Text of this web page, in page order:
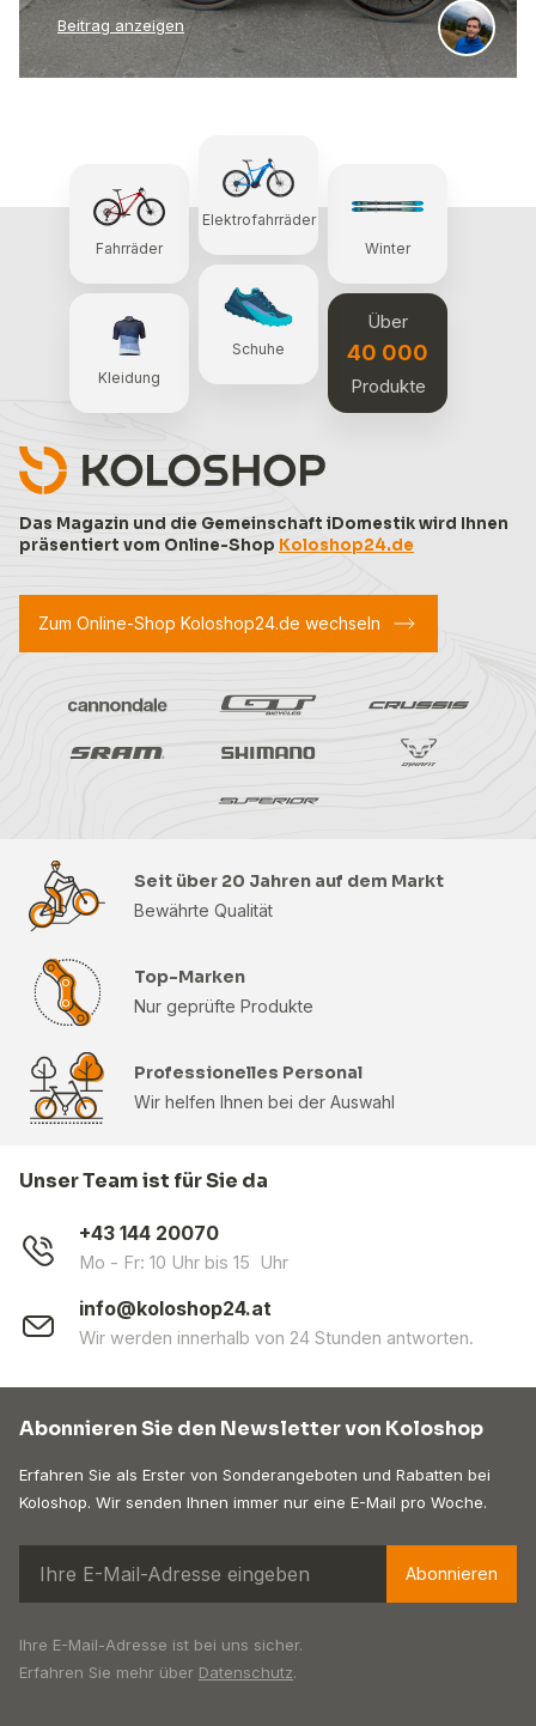
Beitrag anzeigen
Das Magazin und die Gemeinschaft iDomestik wird Ihnen
präsentiert vom Online-Shop Koloshop24.de
Fahrräder
Elektrofahrräder
Winter
Kleidung
Schuhe
Über
40 000
Produkte
Zum Online-Shop Koloshop24.de wechseln
Seit über 20 Jahren auf dem Markt
Bewährte Qualität
Top-Marken
Nur geprüfte Produkte
Professionelles Personal
Wir helfen Ihnen bei der Auswahl
Unser Team ist für Sie da
+43 144 20070
Mo - Fr: 10 Uhr bis 15 Uhr
info@koloshop24.at
Wir werden innerhalb von 24 Stunden antworten.
Abonnieren Sie den Newsletter von Koloshop
Erfahren Sie als Erster von Sonderangeboten und Rabatten bei
Koloshop. Wir senden Ihnen immer nur eine E-Mail pro Woche.
Abonnieren
Ihre E-Mail-Adresse ist bei uns sicher.
Erfahren Sie mehr über Datenschutz.